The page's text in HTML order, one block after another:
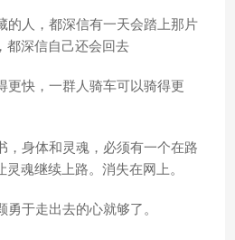
的人，都深信有一天会踏上那片
都深信自己还会回去
更快，一群人骑车可以骑得更
，身体和灵魂，必须有一个在路
灵魂继续上路。消失在网上。
于走出去的心就够了。